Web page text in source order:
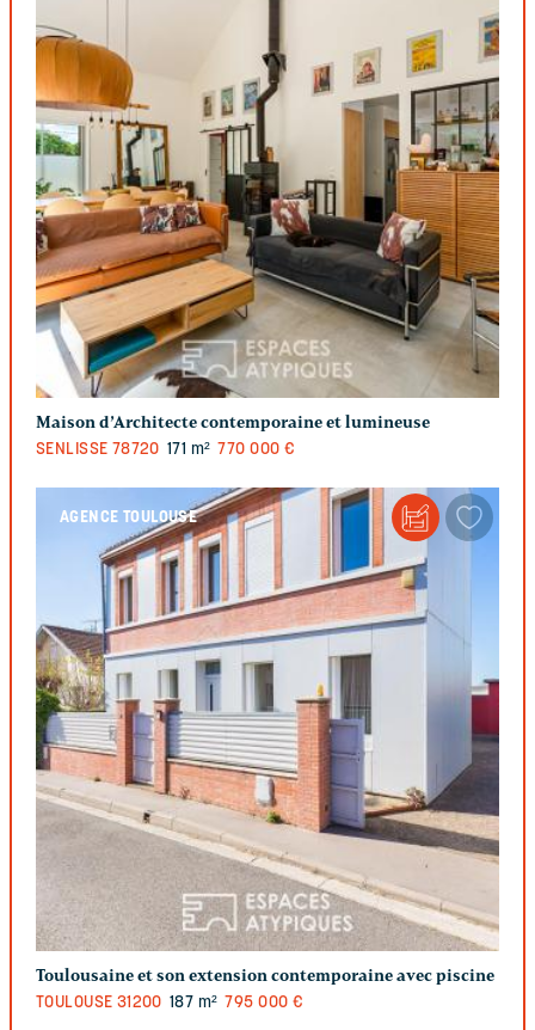
Maison d’Architecte contemporaine et lumineuse
SENLISSE 78720 171 m² 770 000 €
AGENCE TOULOUSE
Toulousaine et son extension contemporaine avec piscine
TOULOUSE 31200 187 m² 795 000 €